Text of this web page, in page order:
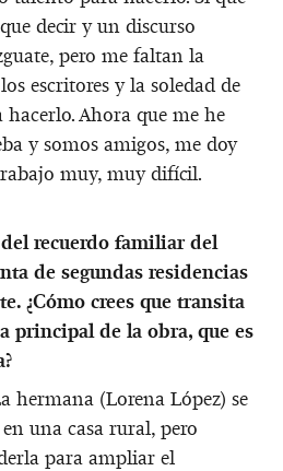
decir y un discurso
pero me faltan la
escritores y la soledad de
Ahora que me he
y somos amigos, me doy
muy, muy difícil.
recuerdo familiar del
de segundas residencias
¿Cómo crees que transita
principal de la obra, que es
hermana (Lorena López) se
una casa rural, pero
para ampliar el